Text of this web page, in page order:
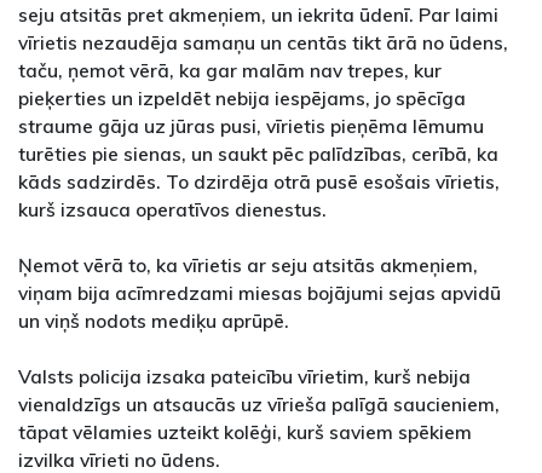
seju atsitās pret akmeņiem, un iekrita ūdenī. Par laimi
vīrietis nezaudēja samaņu un centās tikt ārā no ūdens,
taču, ņemot vērā, ka gar malām nav trepes, kur
pieķerties un izpeldēt nebija iespējams, jo spēcīga
straume gāja uz jūras pusi, vīrietis pieņēma lēmumu
turēties pie sienas, un saukt pēc palīdzības, cerībā, ka
kāds sadzirdēs. To dzirdēja otrā pusē esošais vīrietis,
kurš izsauca operatīvos dienestus.
Ņemot vērā to, ka vīrietis ar seju atsitās akmeņiem,
viņam bija acīmredzami miesas bojājumi sejas apvidū
un viņš nodots mediķu aprūpē.
Valsts policija izsaka pateicību vīrietim, kurš nebija
vienaldzīgs un atsaucās uz vīrieša palīgā saucieniem,
tāpat vēlamies uzteikt kolēģi, kurš saviem spēkiem
izvilka vīrieti no ūdens.